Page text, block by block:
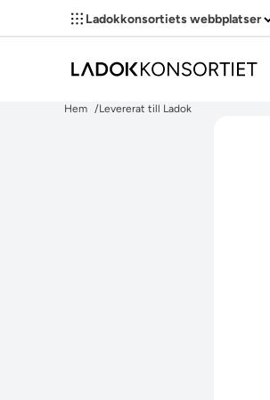
Ladokkonsortiets webbplatser
Hem Levererat till Ladok